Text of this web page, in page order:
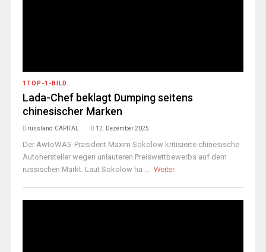
1TOP-1-BILD
Lada-Chef beklagt Dumping seitens
chinesischer Marken
russland.CAPITAL 12. Dezember 2025
Der AwtoWAS-Präsident Maxim Sokolow kritisierte chinesische
Autohersteller wegen unlauteren Preiswettbewerbs auf dem
russischen Markt. Laut Sokolow ha ... Weiter